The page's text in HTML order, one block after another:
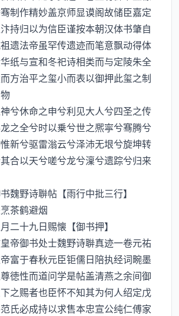
制作精妙盖京师显谟阁故储臣嘉定
持归以为信臣谨按本朝汉体书肇自
遗法帝虽罕传遗迹而笔意飘动得体
纸与宣和冬祀诗相类而与定陵朱全
方治平之玺小而表以御押此玺之制
休命之申兮利见大人兮四圣之传
之全兮时以乗兮世之熈寜兮骞腾兮
新兮驱雷滃云兮泽沛无垠兮旋坤转
合以天兮嗟兮龙兮澟兮遗踪兮归来
野诗聨帖【雨行中批三行】
茶鹤避烟
十九日赐懐【御书押】
御书处士魏野诗聨真迹一卷元祐
富于春秋元臣钜儒日陪执经词畹墨
徳性而道问学是帖盖清燕之余间御
之赐者也臣怀不知其为何人绍定戊
氏必成持以求售本忠宣公纯仁傅家